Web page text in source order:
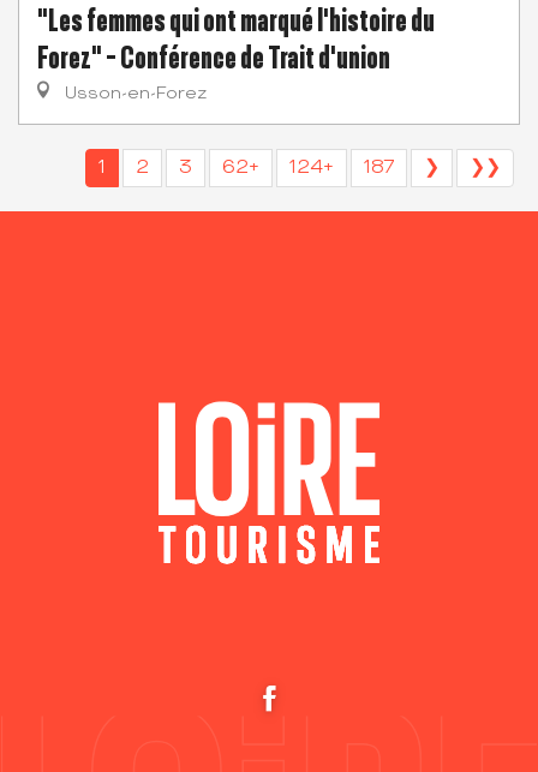
"Les femmes qui ont marqué l'histoire du
Forez" - Conférence de Trait d'union
Usson-en-Forez
1 2 3 62+ 124+ 187 ❯ ❯❯